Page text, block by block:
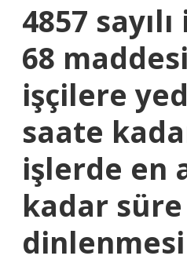
4857
68
işçilere
saate
işlerde en
kadar